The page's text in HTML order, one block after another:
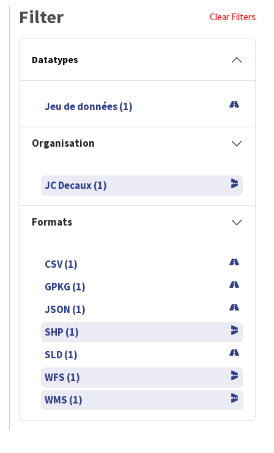
Filter Clear Filters
Datatypes
Jeu de données (1)
Organisation
JC Decaux (1)
Formats
CSV (1)
GPKG (1)
JSON (1)
SHP (1)
SLD (1)
WFS (1)
WMS (1)